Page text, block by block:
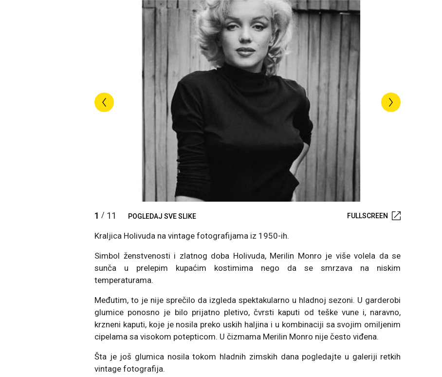
1 / 11 POGLEDAJ SVE SLIKE FULLSCREEN
Kraljica Holivuda na vintage fotografijama iz 1950-ih.
Simbol ženstvenosti i zlatnog doba Holivuda, Merilin Monro je više volela da se
sunča u prelepim kupaćim kostimima nego da se smrzava na niskim
temperaturama.
Međutim, to je nije sprečilo da izgleda spektakularno u hladnoj sezoni. U garderobi
glumice ponosno je bilo prijatno pletivo, čvrsti kaputi od teške vune i, naravno,
krzneni kaputi, koje je nosila preko uskih haljina i u kombinaciji sa svojim omiljenim
cipelama sa visokom potepticom. U čizmama Merilin Monro nije često viđena.
Šta je još glumica nosila tokom hladnih zimskih dana pogledajte u galeriji retkih
vintage fotografija.